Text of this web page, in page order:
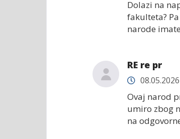
Dolazi na
fakulteta? Pa
narode
RE re pr
Ovaj narod
umiro zbog
na